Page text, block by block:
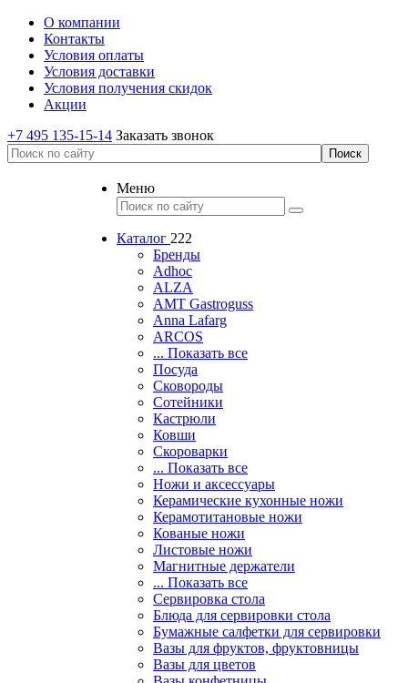
О компании
Контакты
Условия оплаты
Условия доставки
Условия получения скидок
Акции
+7 495 135-15-14 Заказать звонок
Меню
Каталог 222
Бренды
Adhoc
ALZA
AMT Gastroguss
Anna Lafarg
ARCOS
... Показать все
Посуда
Сковороды
Сотейники
Кастрюли
Ковши
Скороварки
... Показать все
Ножи и аксессуары
Керамические кухонные ножи
Керамотитановые ножи
Кованые ножи
Листовые ножи
Магнитные держатели
... Показать все
Сервировка стола
Блюда для сервировки стола
Бумажные салфетки для сервировки
Вазы для фруктов, фруктовницы
Вазы для цветов